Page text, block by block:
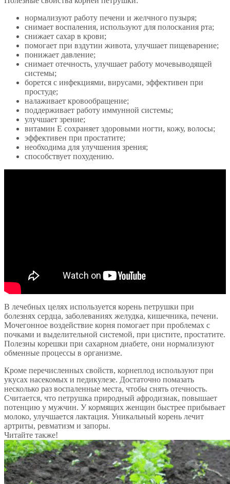
нормализуют работу печени и желчного пузыря;
снимает воспаления, используют для полоскания рта;
снижает сахар в крови;
помогает при вздутии живота, улучшает пищеварение;
понижает давление;
снимает отечность, улучшает работу мочевыводящей
системы;
борется с инфекциями, вирусами, эффективен при
простуде;
налаживает кровообращение;
поддерживает работу иммунной системы;
улучшает зрение;
витамин Е сохраняет здоровыми ногти, кожу, волосы;
эффективен при простатите;
необходима для улучшения зрения;
способствует похудению.
В лечебных целях используется корень петрушки при
болезнях сердца, заболеваниях желудка, кишечника, печени.
Мочегонное воздействие корня помогает при проблемах с
почками и выделительной системой, при цистите, простатите.
Полезны корешки при сахарном диабете, они нормализуют
обменные процессы в организме.
Кроме перечисленных свойств, корнеплод используют при
укусах насекомых и педикулезе. Достаточно помазать
несколько раз воспаленные места, чтобы снять отечность.
Считается, что петрушка природный афродизиак, повышает
потенцию у мужчин. У кормящих женщин быстрее прибывает
молоко, улучшается лактация. Уникальный корень лечит
артриты, ревматизм и запоры.
Читайте также!